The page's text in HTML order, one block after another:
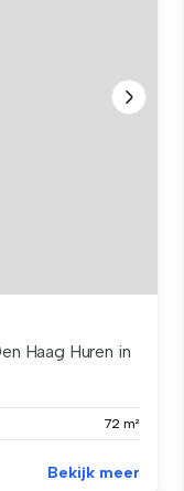
Haag Huren in
72 m²
Bekijk meer